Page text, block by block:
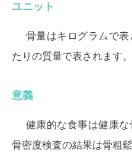
ユニット
骨量はキログラムで
たりの質量で表されます。
意義
健康的な食事は健康な
骨密度検査の結果は骨粗